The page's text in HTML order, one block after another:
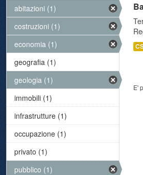
E'
abitazioni (1)
costruzioni (1)
economia (1)
geografia (1)
geologia (1)
immobili (1)
infrastrutture (1)
occupazione (1)
privato (1)
pubblico (1)